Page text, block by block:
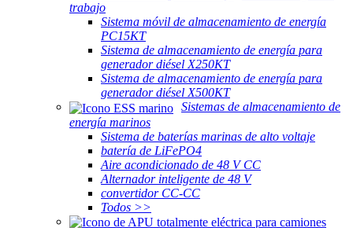
trabajo
Sistema móvil de almacenamiento de energía
PC15KT
Sistema de almacenamiento de energía para
generador diésel X250KT
Sistema de almacenamiento de energía para
generador diésel X500KT
Sistemas de almacenamiento de
energía marinos
Sistema de baterías marinas de alto voltaje
batería de LiFePO4
Aire acondicionado de 48 V CC
Alternador inteligente de 48 V
convertidor CC-CC
Todos >>